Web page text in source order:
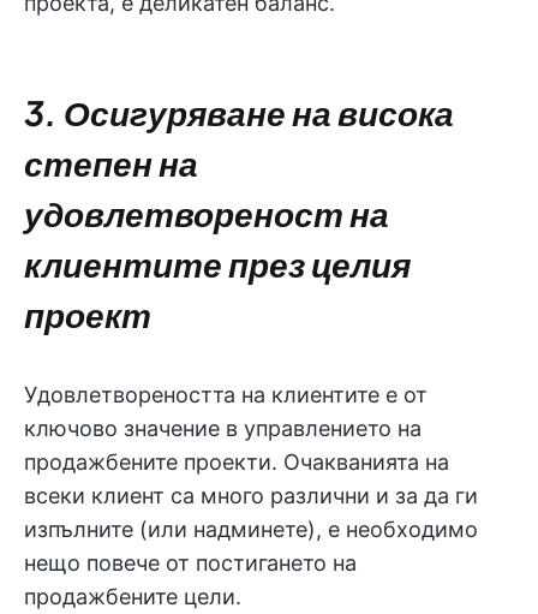
3. Осигуряване на висока
степен на
удовлетвореност на
клиентите през целия
проект
Удовлетвореността на клиентите е от
ключово значение в управлението на
продажбените проекти. Очакванията на
всеки клиент са много различни и за да ги
изпълните (или надминете), е необходимо
нещо повече от постигането на
продажбените цели.